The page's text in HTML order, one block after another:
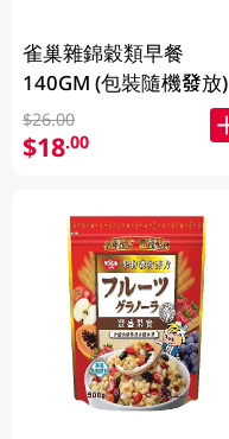
雀巢雜錦穀類早餐
140GM (包裝隨機發放)
$26.00
$18.00